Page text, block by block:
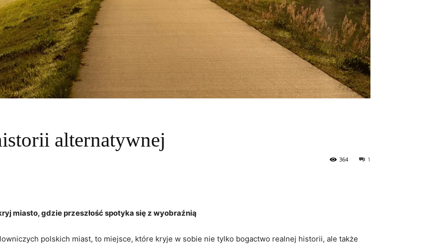
alternatywnej
1
364
miasto, gdzie przeszłość spotyka się z wyobraźnią
polskich miast, to miejsce, które kryje w sobie nie tylko bogactwo realnej historii, ale także